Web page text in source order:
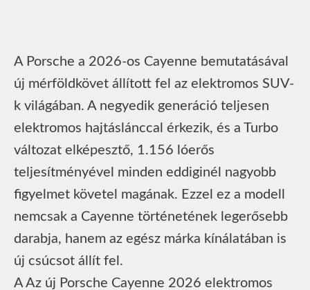
A Porsche a 2026-os Cayenne bemutatásával
új mérföldkövet állított fel az elektromos SUV-
k világában. A negyedik generáció teljesen
elektromos hajtáslánccal érkezik, és a Turbo
változat elképesztő, 1.156 lóerős
teljesítményével minden eddiginél nagyobb
figyelmet követel magának. Ezzel ez a modell
nemcsak a Cayenne történetének legerősebb
darabja, hanem az egész márka kínálatában is
új csúcsot állít fel.
A Az új Porsche Cayenne 2026 elektromos